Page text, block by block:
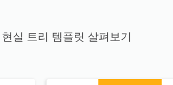
실 트리 템플릿 살펴보기